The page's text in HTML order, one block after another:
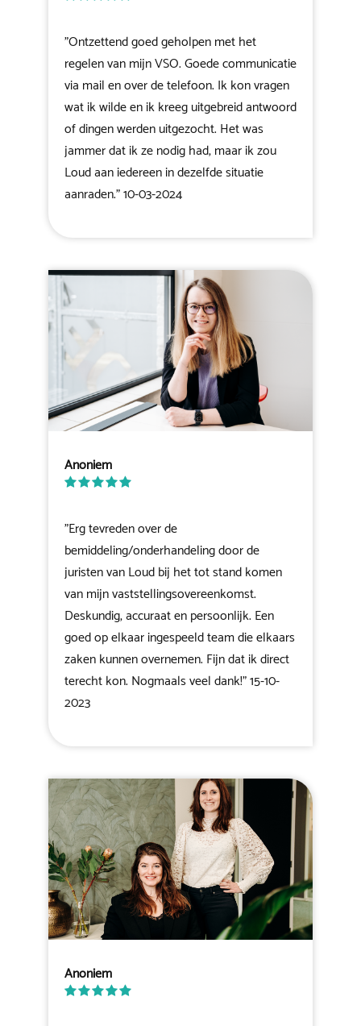
"Ontzettend goed geholpen met het
regelen van mijn VSO. Goede communicatie
via mail en over de telefoon. Ik kon vragen
wat ik wilde en ik kreeg uitgebreid antwoord
of dingen werden uitgezocht. Het was
jammer dat ik ze nodig had, maar ik zou
Loud aan iedereen in dezelfde situatie
aanraden." 10-03-2024
Anoniem
"Erg tevreden over de
bemiddeling/onderhandeling door de
juristen van Loud bij het tot stand komen
van mijn vaststellingsovereenkomst.
Deskundig, accuraat en persoonlijk. Een
goed op elkaar ingespeeld team die elkaars
zaken kunnen overnemen. Fijn dat ik direct
terecht kon. Nogmaals veel dank!" 15-10-
2023
Anoniem